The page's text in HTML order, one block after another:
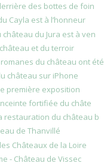
des bottes de foin
Cayla est à l’honneur
du Jura est à ven
et du terroir
du château ont été
château sur iPhone
première exposition
fortifiée du châte
restauration du château b
de Thanvillé
Châteaux de la Loire
- Château de Vissec